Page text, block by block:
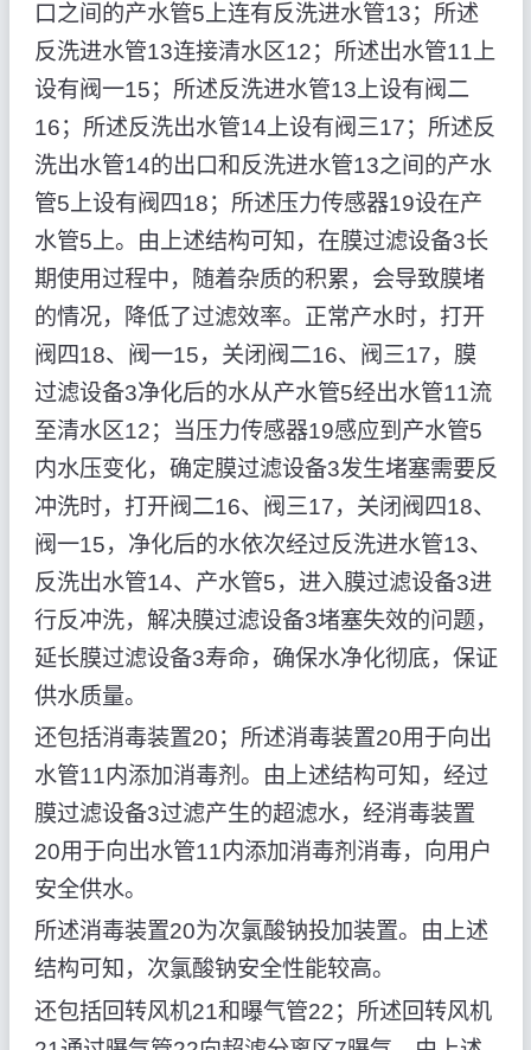
口之间的产水管5上连有反洗进水管13；所述
反洗进水管13连接清水区12；所述出水管11上
设有阀一15；所述反洗进水管13上设有阀二
16；所述反洗出水管14上设有阀三17；所述反
洗出水管14的出口和反洗进水管13之间的产水
管5上设有阀四18；所述压力传感器19设在产
水管5上。由上述结构可知，在膜过滤设备3长
期使用过程中，随着杂质的积累，会导致膜堵
的情况，降低了过滤效率。正常产水时，打开
阀四18、阀一15，关闭阀二16、阀三17，膜
过滤设备3净化后的水从产水管5经出水管11流
至清水区12；当压力传感器19感应到产水管5
内水压变化，确定膜过滤设备3发生堵塞需要反
冲洗时，打开阀二16、阀三17，关闭阀四18、
阀一15，净化后的水依次经过反洗进水管13、
反洗出水管14、产水管5，进入膜过滤设备3进
行反冲洗，解决膜过滤设备3堵塞失效的问题，
延长膜过滤设备3寿命，确保水净化彻底，保证
供水质量。
还包括消毒装置20；所述消毒装置20用于向出
水管11内添加消毒剂。由上述结构可知，经过
膜过滤设备3过滤产生的超滤水，经消毒装置
20用于向出水管11内添加消毒剂消毒，向用户
安全供水。
所述消毒装置20为次氯酸钠投加装置。由上述
结构可知，次氯酸钠安全性能较高。
还包括回转风机21和曝气管22；所述回转风机